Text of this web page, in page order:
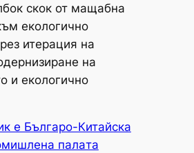
скок от мащабна
екологично
итерация на
на
и екологично
е Българо-Китайска
палaта